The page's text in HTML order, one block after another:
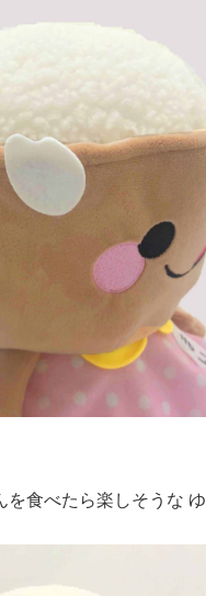
を食べたら楽しそうな